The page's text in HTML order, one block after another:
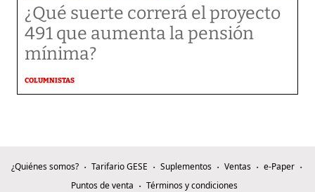
¿Qué suerte correrá el proyecto
491 que aumenta la pensión
mínima?
COLUMNISTAS
¿Quiénes somos? Tarifario GESE Suplementos Ventas
e-Paper
Puntos de venta
Términos y condiciones